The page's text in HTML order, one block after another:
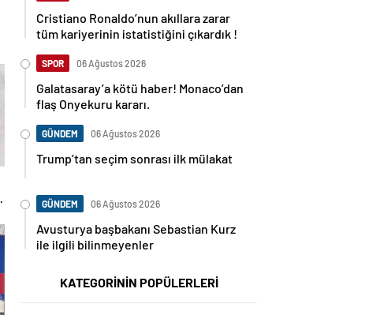
Cristiano Ronaldo’nun akıllara zarar
tüm kariyerinin istatistiğini çıkardık !
SPOR 06 Ağustos 2026
Galatasaray’a kötü haber! Monaco’dan
flaş Onyekuru kararı.
GÜNDEM 06 Ağustos 2026
Trump’tan seçim sonrası ilk mülakat
GÜNDEM 06 Ağustos 2026
Avusturya başbakanı Sebastian Kurz
ile ilgili bilinmeyenler
KATEGORİNİN POPÜLERLERİ